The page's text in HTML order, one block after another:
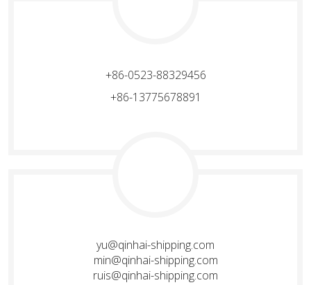
+86-0523-88329456
+86-13775678891
yu@qinhai-shipping.com
min@qinhai-shipping.com
ruis@qinhai-shipping.com